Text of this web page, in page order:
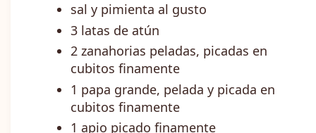
sal y pimienta al gusto
3 latas de atún
2 zanahorias peladas, picadas en
cubitos finamente
1 papa grande, pelada y picada en
cubitos finamente
1 apio picado finamente